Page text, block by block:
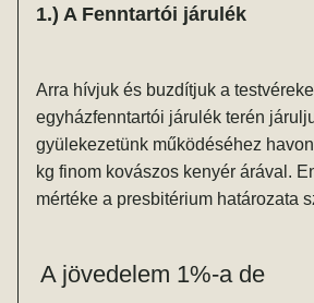
1.) A Fenntartói járulék
Arra hívjuk és buzdítjuk a
egyházfenntartói járulék terén
gyülekezetünk működéséhez
kg finom kovászos kenyér árával.
mértéke a presbitérium határozata
A jövedelem 1%-a de